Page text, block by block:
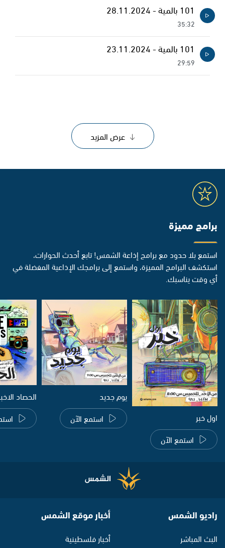
101 بالمية - 28.11.2024
35:32
101 بالمية - 23.11.2024
29:59
عرض المزيد
برامج مميزة
استمع بلا حدود مع برامج إذاعة الشمس! تابع أحدث الحوارات،
استكشف البرامج المميزة، واستمع إلى برامجك الإذاعية المفضلة في
أي وقت يناسبك.
اول خبر
استمع الآن
يوم جديد
استمع الآن
الحصاد
راديو الشمس
البث المباشر
أخبار موقع الشمس
أخبار فلسطينية